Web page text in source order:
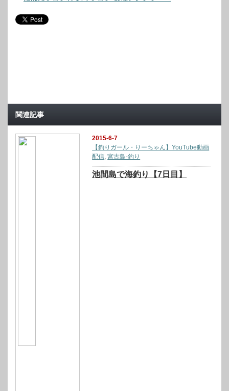
関連記事
2015-6-7
【釣りガール・りーちゃん】YouTube動画
配信,宮古島-釣り
池間島で海釣り【7日目】